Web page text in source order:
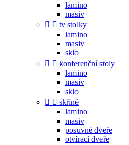
lamino
masiv
  tv stolky
lamino
masiv
sklo
  konferenční stoly
lamino
masiv
sklo
  skříně
lamino
masiv
posuvné dveře
otvírací dveře